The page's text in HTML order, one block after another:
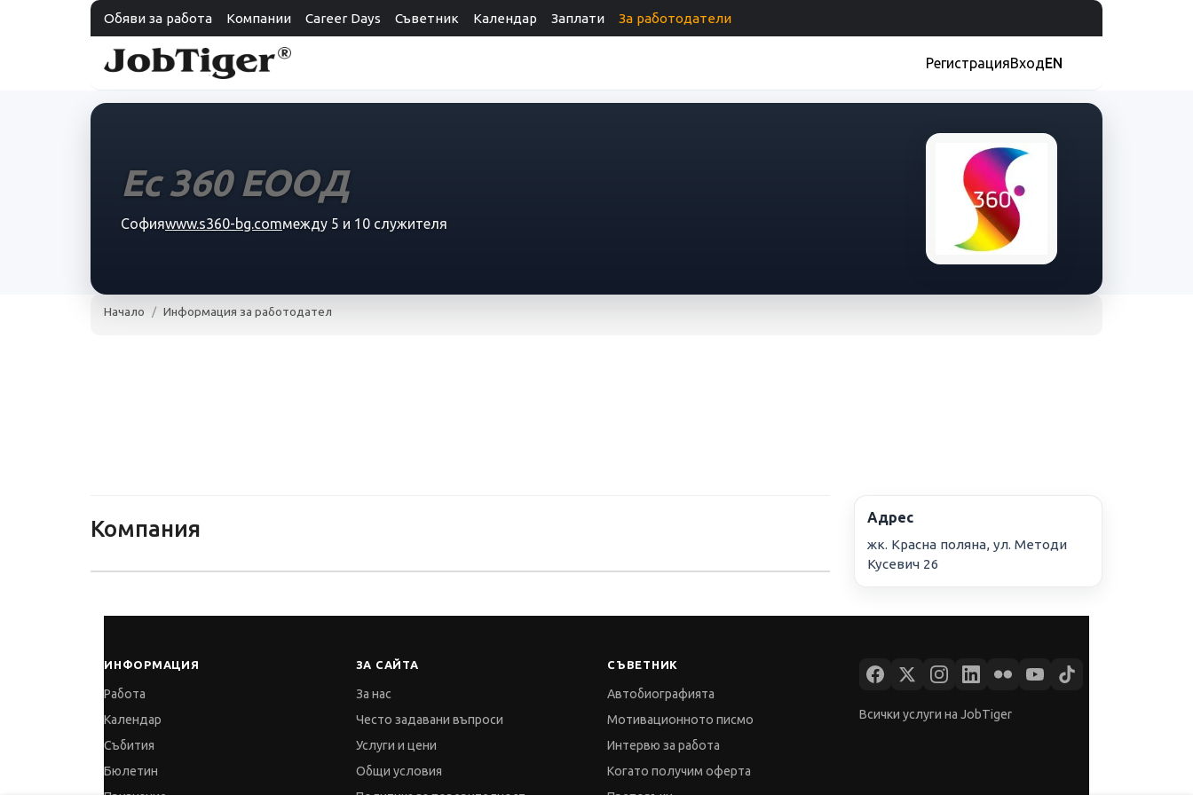
Обяви за работа Компании Career Days Съветник Календар Заплати За работодатели
РегистрацияВходEN
Ес 360 ЕООД
Софияwww.s360-bg.comмежду 5 и 10 служителя
Начало Информация за работодател
Компания Адрес
жк. Красна поляна, ул. Методи
Кусевич 26
ИНФОРМАЦИЯ
Работа
Календар
Събития
Бюлетин
ЗА САЙТА
За нас
Често задавани въпроси
Услуги и цени
Общи условия
СЪВЕТНИК
Автобиографията
Мотивационното писмо
Интервю за работа
Когато получим оферта
Всички услуги на JobTiger